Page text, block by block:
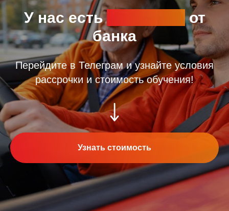
У нас естьрассрочка от
банка
Перейдите в Телеграм и узнайте условия
рассрочки и стоимость обучения!
Узнать стоимость